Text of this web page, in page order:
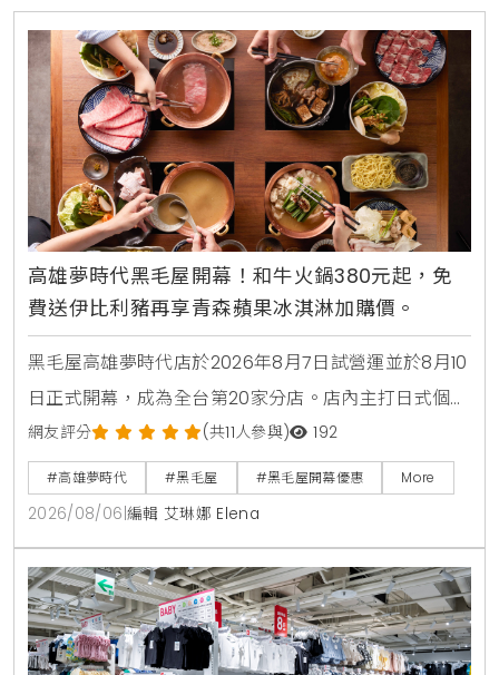
高雄夢時代黑毛屋開幕！和牛火鍋380元起，免
費送伊比利豬再享青森蘋果冰淇淋加購價。
黑毛屋高雄夢時代店於2026年8月7日試營運並於8月10
日正式開幕，成為全台第20家分店。店內主打日式個人
鍋物套餐380元起，並推出夏季限定番茄鍋。歡慶新店
開張，黑毛屋聯名On the Road推出青森蘋果義式手工
冰淇淋，開幕期間更祭出追蹤官方社群免費送伊比利豬
與消費滿額送冰淇淋等多重優惠。
網友評分 (共11人參與) 192
#高雄夢時代 #黑毛屋 #黑毛屋開幕優惠 More
2026/08/06 編輯 艾琳娜 Elena